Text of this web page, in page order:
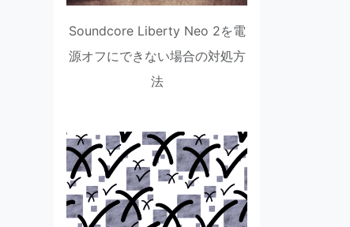
Soundcore Liberty Neo 2を電
源オフにできない場合の対処方
法